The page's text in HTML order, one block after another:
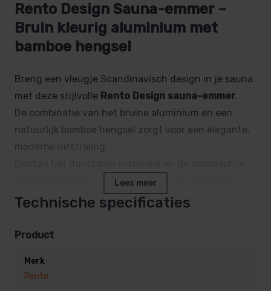
Rento Design Sauna-emmer –
Bruin kleurig aluminium met
bamboe hengsel
Breng een vleugje Scandinavisch design in je sauna
met deze stijlvolle Rento Design sauna-emmer.
De combinatie van het bruine aluminium en een
natuurlijk bamboe hengsel zorgt voor een elegante,
moderne uitstraling.
afwerking geniet je jarenlang van een prachtige
emmer die perfect past bij elke saunaruimte.
Voordelen van de Rento sauna-
emmer
Lees meer
Technische specificaties
Product
Merk
Rento